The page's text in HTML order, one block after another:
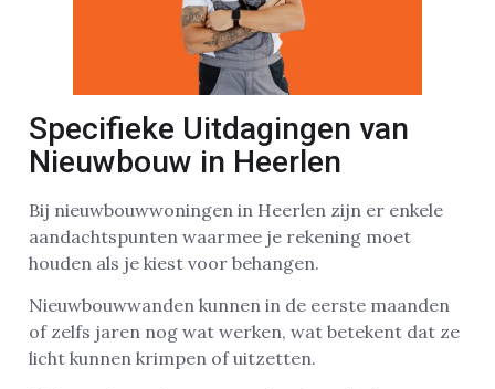
Specifieke Uitdagingen van
Nieuwbouw in Heerlen
Bij nieuwbouwwoningen in Heerlen zijn er enkele
aandachtspunten waarmee je rekening moet
houden als je kiest voor behangen.
Nieuwbouwwanden kunnen in de eerste maanden
of zelfs jaren nog wat werken, wat betekent dat ze
licht kunnen krimpen of uitzetten.